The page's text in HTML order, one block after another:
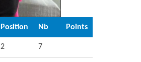
Position Nb Points
2 7